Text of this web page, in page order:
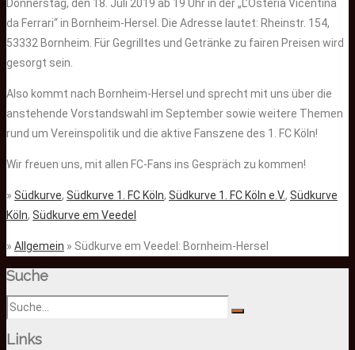
Donnerstag, den 18. Juli 2019 ab 19 Uhr in der „L’Osteria Vicentina
da Ferrari“ in Bornheim-Hersel. Die Adresse lautet: Rheinstr. 154,
53332 Bornheim. Für Gegrilltes und Getränke zu fairen Preisen wird
gesorgt sein.
Also kommt nach Bornheim-Hersel und sprecht mit uns über die
anstehende Vorstandswahl im September sowie weitere Themen
rund um Vereinspolitik und die aktive Fanszene des 1. FC Köln!
Wir freuen uns, mit allen FC-Fans ins Gespräch zu kommen!
» Südkurve, Südkurve 1. FC Köln, Südkurve 1. FC Köln e.V., Südkurve
Köln, Südkurve em Veedel
» Allgemein » Südkurve em Veedel: Bornheim-Hersel
Suche
Links